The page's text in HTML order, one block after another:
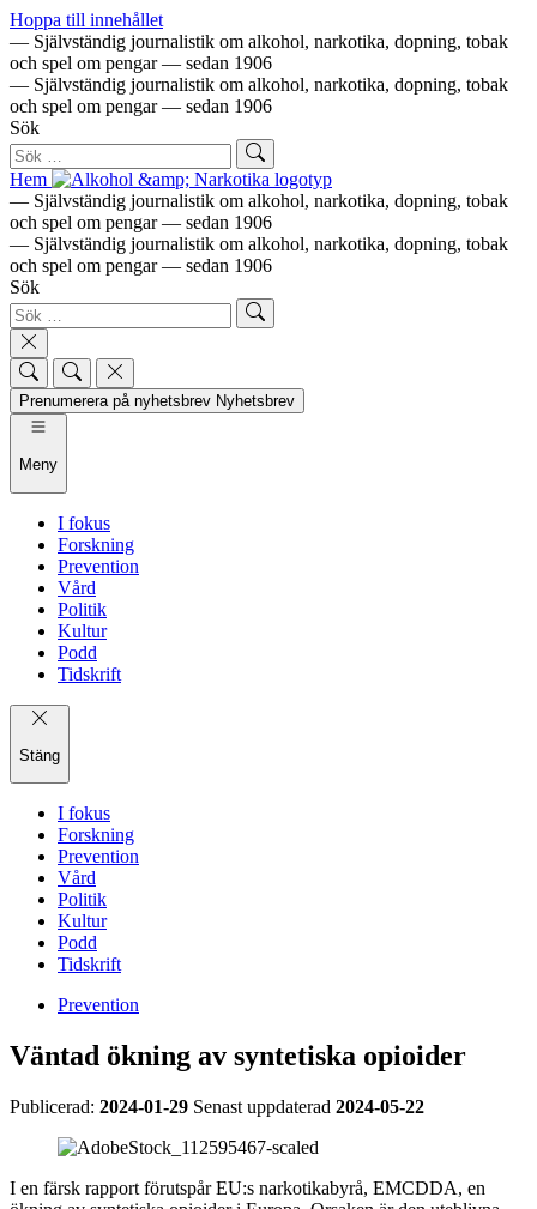
Hoppa till innehållet
— Självständig journalistik om alkohol, narkotika, dopning, tobak
och spel om pengar — sedan 1906
— Självständig journalistik om alkohol, narkotika, dopning, tobak
och spel om pengar — sedan 1906
Sök
Hem
— Självständig journalistik om alkohol, narkotika, dopning, tobak
och spel om pengar — sedan 1906
— Självständig journalistik om alkohol, narkotika, dopning, tobak
och spel om pengar — sedan 1906
Sök
Prenumerera på nyhetsbrev Nyhetsbrev
Meny
I fokus
Forskning
Prevention
Vård
Politik
Kultur
Podd
Tidskrift
Stäng
I fokus
Forskning
Prevention
Vård
Politik
Kultur
Podd
Tidskrift
Prevention
Väntad ökning av syntetiska opioider
Publicerad: 2024-01-29 Senast uppdaterad 2024-05-22
I en färsk rapport förutspår EU:s narkotikabyrå, EMCDDA, en